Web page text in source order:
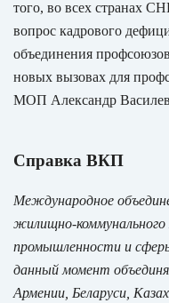
того, во всех странах
вопрос кадрового
объединения
новых вызовах для
МОП Александр
Справка ВКП
Международное
жилищно-
промышленности и
данный момент
Армении, Беларуси,